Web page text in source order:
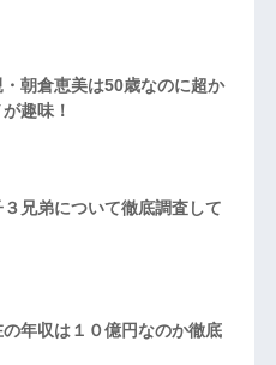
朝倉恵美は50歳なのに超か
趣味！
兄弟について徹底調査して
年収は１０億円なのか徹底